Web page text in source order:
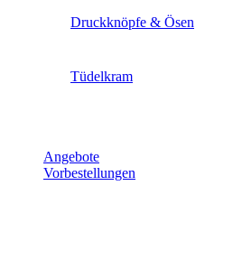
Druckknöpfe & Ösen
Tüdelkram
Angebote
Vorbestellungen